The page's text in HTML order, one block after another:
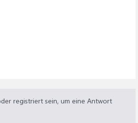
registriert sein, um eine Antwort